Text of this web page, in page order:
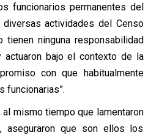
funcionarios permanentes del
actividades del Censo
tienen ninguna responsabilidad
bajo el contexto de la
con que habitualmente
funcionarias”.
mismo tiempo que lamentaron
aseguraron que son ellos los